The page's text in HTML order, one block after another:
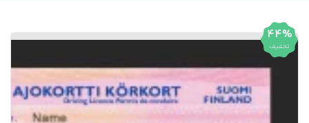
44%
تخفیف